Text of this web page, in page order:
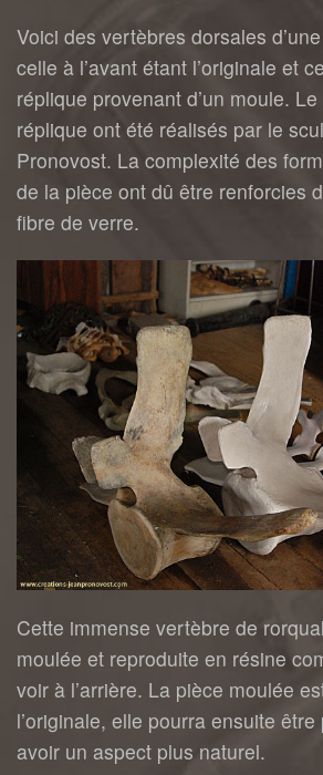
Voici des vertèbres dorsales
celle à l’avant étant l’originale et
réplique provenant d’un moule.
réplique ont été réalisés par le
Pronovost. La complexité des
de la pièce ont dû être renforcies
fibre de verre.
Cette immense vertèbre de
moulée et reproduite en résine
voir à l’arrière. La pièce moulée
l’originale, elle pourra ensuite
avoir un aspect plus naturel.